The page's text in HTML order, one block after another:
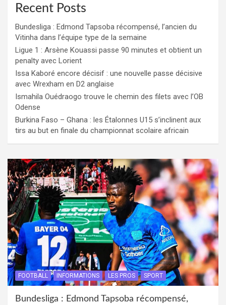
Recent Posts
Bundesliga : Edmond Tapsoba récompensé, l’ancien du
Vitinha dans l’équipe type de la semaine
Ligue 1 : Arsène Kouassi passe 90 minutes et obtient un
penalty avec Lorient
Issa Kaboré encore décisif : une nouvelle passe décisive
avec Wrexham en D2 anglaise
Ismahila Ouédraogo trouve le chemin des filets avec l’OB
Odense
Burkina Faso – Ghana : les Étalonnes U15 s’inclinent aux
tirs au but en finale du championnat scolaire africain
FOOTBALL INFORMATIONS LES PROS SPORT
Bundesliga : Edmond Tapsoba récompensé,